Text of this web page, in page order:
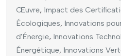
Œuvre, Impact des
Écologiques, Innovations
d'Énergie, Innovations
Énergétique, Innovations